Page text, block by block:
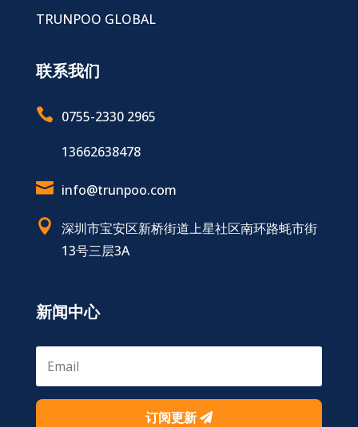
TRUNPOO GLOBAL
联系我们
 0755-2330 2965
13662638478
 info@trunpoo.com
 深圳市宝安区新桥街道上星社区南环路蚝市街
13号三层3A
新闻中心
订阅更新